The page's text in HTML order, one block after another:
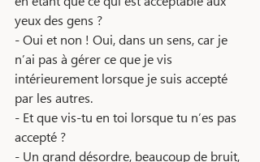
yeux des gens ?
- Oui et non ! Oui, dans un sens, car je
n’ai pas à gérer ce que je vis
intérieurement lorsque je suis accepté
par les autres.
- Et que vis-tu en toi lorsque tu n’es pas
accepté ?
- Un grand désordre, beaucoup de bruit,